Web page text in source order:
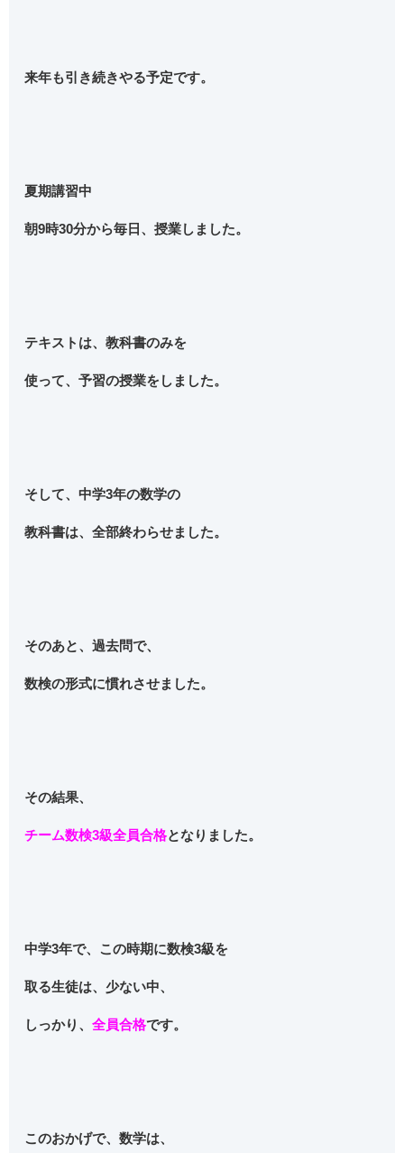
来年も引き続きやる予定です。
夏期講習中
朝9時30分から毎日、授業しました。
テキストは、教科書のみを
使って、予習の授業をしました。
そして、中学3年の数学の
教科書は、全部終わらせました。
そのあと、過去問で、
数検の形式に慣れさせました。
その結果、
チーム数検3級全員合格となりました。
中学3年で、この時期に数検3級を
取る生徒は、少ない中、
しっかり、全員合格です。
このおかげで、数学は、